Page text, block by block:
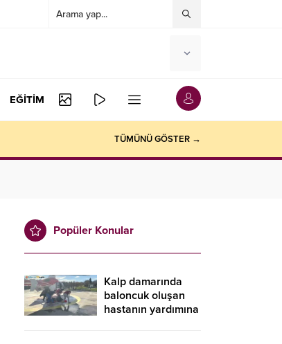
EĞİTİM
TÜMÜNÜ GÖSTER →
Popüler Konular
Kalp damarında
baloncuk oluşan
hastanın yardımına